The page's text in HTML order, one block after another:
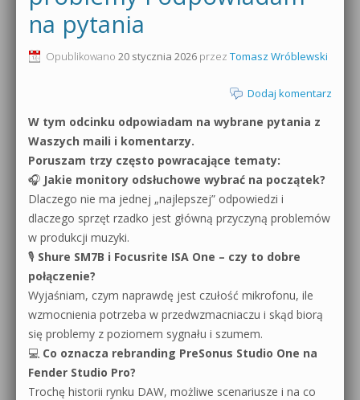
Produkcja muzyczna od podstaw
Dubstep z syntezatorem Massive
Kontakt 5 Kompendium
Pakiety
0dB.pl - informacje
Newsletter
Archiwum aktualności
Polityka prywatności
Regulamin
Działanie sklepu internetowego
Wyszukiwanie
na pytania
Opublikowano 20 stycznia 2026 przez Tomasz Wróblewski
Dodaj komentarz
W tym odcinku odpowiadam na wybrane pytania z
Waszych maili i komentarzy.
Poruszam trzy często powracające tematy:
🎧 Jakie monitory odsłuchowe wybrać na początek?
Dlaczego nie ma jednej „najlepszej” odpowiedzi i
dlaczego sprzęt rzadko jest główną przyczyną problemów
w produkcji muzyki.
🎙 Shure SM7B i Focusrite ISA One – czy to dobre
połączenie?
Wyjaśniam, czym naprawdę jest czułość mikrofonu, ile
wzmocnienia potrzeba w przedwzmacniaczu i skąd biorą
się problemy z poziomem sygnału i szumem.
💻 Co oznacza rebranding PreSonus Studio One na
Fender Studio Pro?
Trochę historii rynku DAW, możliwe scenariusze i na co